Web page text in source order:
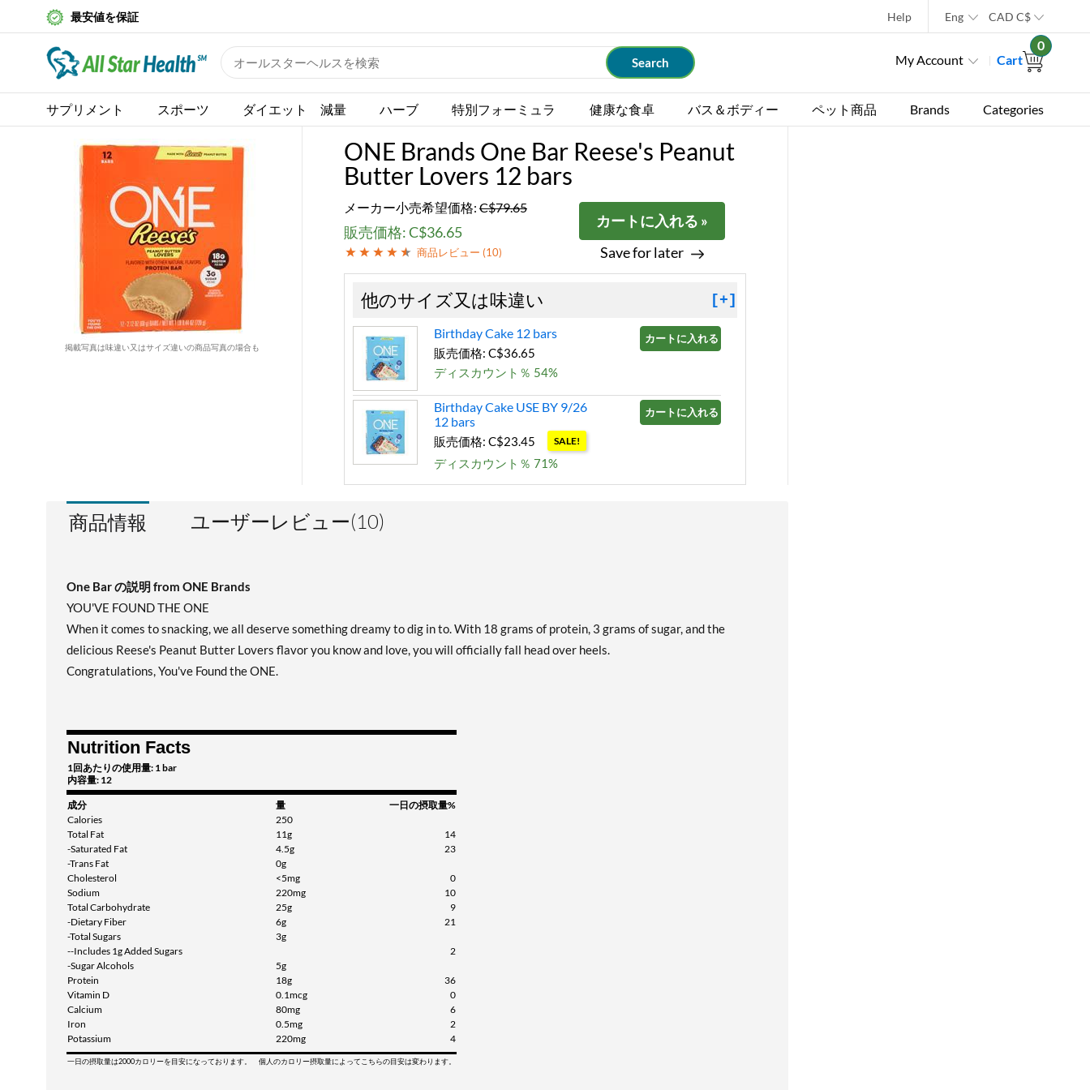
最安値を保証 Help Eng CAD C$
My Account Cart
0
サプリメント スポーツ ダイエット 減量 ハーブ 特別フォーミュラ 健康な食卓 バス＆ボディー ペット商品 Brands Categories
掲載写真は味違い又はサイズ違いの商品写真の場合も
ONE Brands One Bar Reese's Peanut
Butter Lovers 12 bars
メーカー小売希望価格: C$79.65
販売価格: C$36.65
商品レビュー (10)
カートに入れる »
Save for later
他のサイズ又は味違い [+]
Birthday Cake 12 bars
販売価格: C$36.65
ディスカウント％ 54%
カートに入れる »
Birthday Cake USE BY 9/26
12 bars
販売価格: C$23.45 SALE!
ディスカウント％ 71%
カートに入れる »
ディスカウント％ 56%
Chocolate Chip Cookie
ディスカウント％ 54%
9/26 12 bars
販売価格: C$23.45
ディスカウント％ 71%
Fruity Cereal 12 bars
販売価格: C$29.32
ディスカウント％ 63%
Fruity Cereal USE BY
11/1/26 12 bars
販売価格: C$23.45
ディスカウント％ 71%
商品情報 ユーザーレビュー(10)
One Bar の説明 from ONE Brands
YOU'VE FOUND THE ONE
When it comes to snacking, we all deserve something dreamy to dig in to. With 18 grams of protein, 3 grams of sugar, and the
delicious Reese's Peanut Butter Lovers flavor you know and love, you will officially fall head over heels.
Congratulations, You've Found the ONE.
Nutrition Facts
1回あたりの使用量: 1 bar
内容量: 12
成分 量
一日の摂取量%
Calories
250
Total Fat
11g
14
-Saturated Fat
4.5g
23
-Trans Fat
0g
Cholesterol
<5mg
0
Sodium
220mg
10
Total Carbohydrate
25g
9
-Dietary Fiber
6g
21
-Total Sugars
3g
--Includes 1g Added Sugars
2
-Sugar Alcohols
5g
Protein
18g
36
Vitamin D
0.1mcg
0
Calcium
80mg
6
Iron
0.5mg
2
Potassium
220mg 4
一日の摂取量は2000カロリーを目安になっております。 個人のカロリー摂取量によってこちらの目安は変わります。